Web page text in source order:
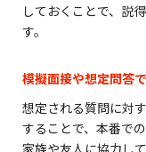
しておくことで、説
す。
模擬面接や想定問答
想定される質問に対
することで、本番で
家族や友人に協力し